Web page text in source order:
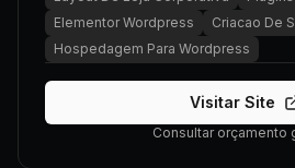
Elementor Wordpress
Criacao De
Hospedagem Para Wordpress
Visitar Site
Consultar orçamento